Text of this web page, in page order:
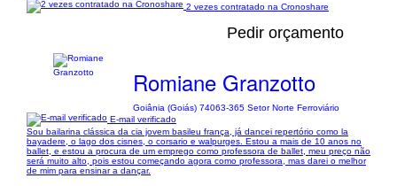
2 vezes contratado na Cronoshare
Pedir orçamento
Romiane Granzotto
Goiânia (Goiás) 74063-365 Setor Norte Ferroviário
E-mail verificado
Sou bailarina clássica da cia jovem basileu frança, já dancei repertório como la
bayadere, o lago dos cisnes, o corsario e walpurges. Estou a mais de 10 anos no
ballet, e estou a procura de um emprego como professora de ballet, meu preço não
será muito alto, pois estou começando agora como professora, mas darei o melhor
de mim para ensinar a dançar.